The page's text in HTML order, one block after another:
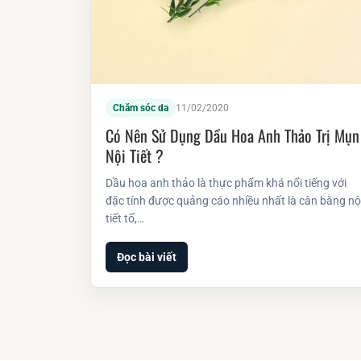
Chăm sóc da 11/02/2020
Có Nên Sử Dụng Dầu Hoa Anh Thảo Trị Mụn
Nội Tiết ?
Dầu hoa anh thảo là thực phẩm khá nổi tiếng với
đặc tính được quảng cáo nhiều nhất là cân bằng
tiết tố,…
Đọc bài viết